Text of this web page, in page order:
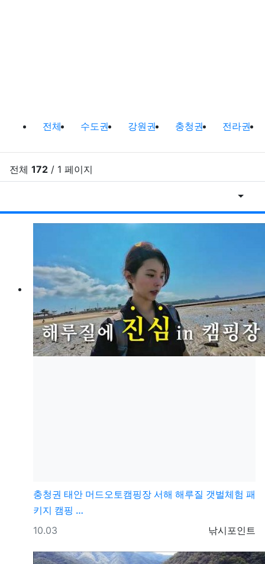
캠낚정보 및 캠낚 장소 정보 분류 목
전체 수도권 강원권 충청권 전라권
전체 172 / 1 페이지
게시
충청권 태안 머드오토캠핑장 서해 해루질 갯벌체험 패
키지 캠핑 …
등록자
낚시포인트
등록일
10.03